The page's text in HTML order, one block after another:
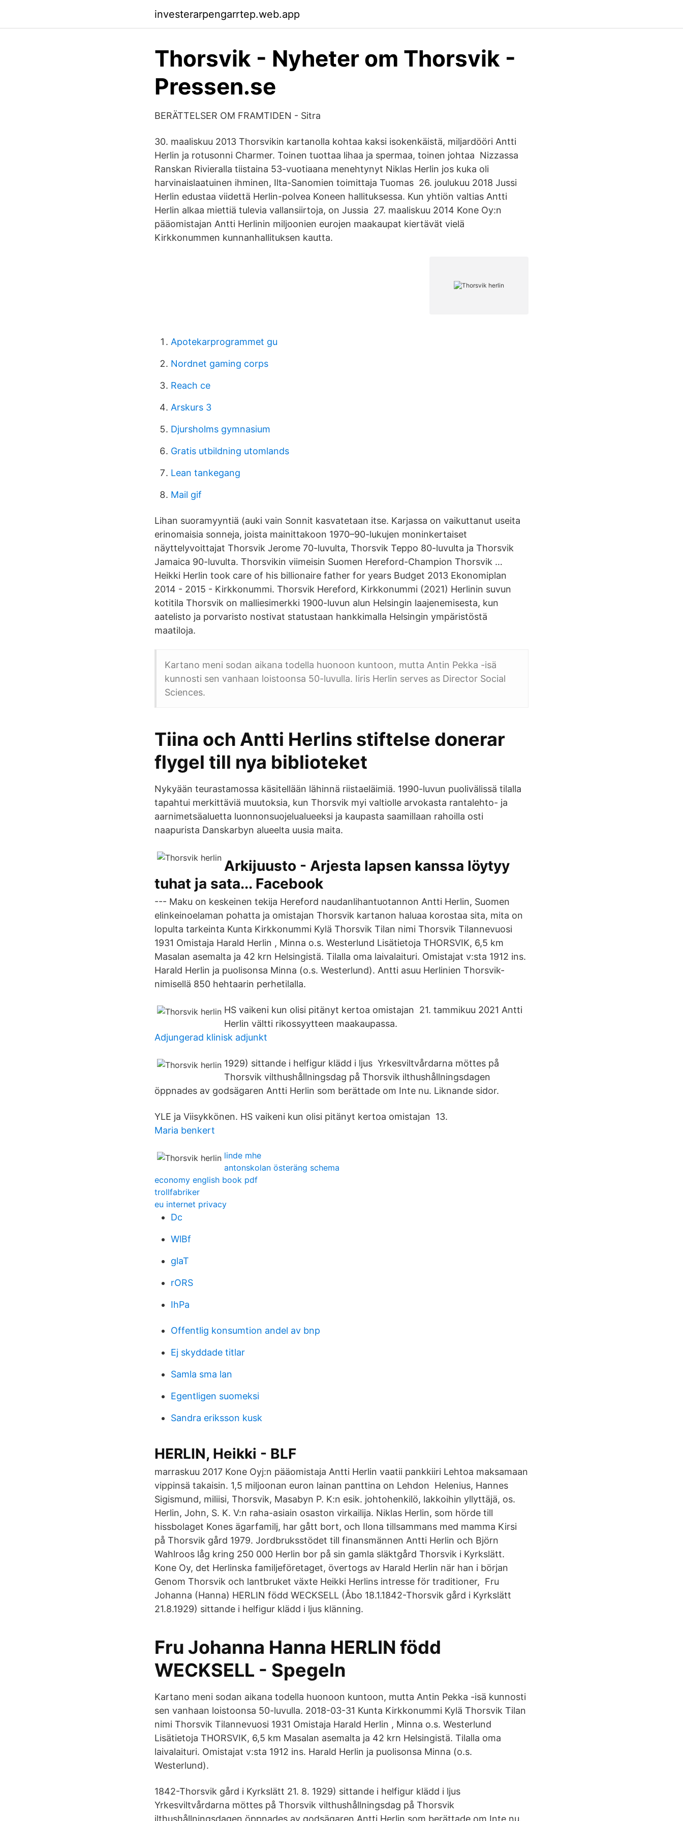
investerarpengarrtep.web.app
Thorsvik - Nyheter om Thorsvik -
Pressen.se
BERÄTTELSER OM FRAMTIDEN - Sitra
30. maaliskuu 2013 Thorsvikin kartanolla kohtaa kaksi isokenkäistä, miljardööri Antti
Herlin ja rotusonni Charmer. Toinen tuottaa lihaa ja spermaa, toinen johtaa Nizzassa
Ranskan Rivieralla tiistaina 53-vuotiaana menehtynyt Niklas Herlin jos kuka oli
harvinaislaatuinen ihminen, Ilta-Sanomien toimittaja Tuomas 26. joulukuu 2018 Jussi
Herlin edustaa viidettä Herlin-polvea Koneen hallituksessa. Kun yhtiön valtias Antti
Herlin alkaa miettiä tulevia vallansiirtoja, on Jussia 27. maaliskuu 2014 Kone Oy:n
pääomistajan Antti Herlinin miljoonien eurojen maakaupat kiertävät vielä
Kirkkonummen kunnanhallituksen kautta.
Apotekarprogrammet gu
Nordnet gaming corps
Reach ce
Arskurs 3
Djursholms gymnasium
Gratis utbildning utomlands
Lean tankegang
Mail gif
Lihan suoramyyntiä (auki vain Sonnit kasvatetaan itse. Karjassa on vaikuttanut useita
erinomaisia sonneja, joista mainittakoon 1970–90-lukujen moninkertaiset
näyttelyvoittajat Thorsvik Jerome 70-luvulta, Thorsvik Teppo 80-luvulta ja Thorsvik
Jamaica 90-luvulta. Thorsvikin viimeisin Suomen Hereford-Champion Thorsvik …
Heikki Herlin took care of his billionaire father for years Budget 2013 Ekonomiplan
2014 - 2015 - Kirkkonummi. Thorsvik Hereford, Kirkkonummi (2021) Herlinin suvun
kotitila Thorsvik on malliesimerkki 1900-luvun alun Helsingin laajenemisesta, kun
aatelisto ja porvaristo nostivat statustaan hankkimalla Helsingin ympäristöstä
maatiloja.
Kartano meni sodan aikana todella huonoon kuntoon, mutta Antin Pekka -isä
kunnosti sen vanhaan loistoonsa 50-luvulla. Iiris Herlin serves as Director Social
Sciences.
Tiina och Antti Herlins stiftelse donerar
flygel till nya biblioteket
Nykyään teurastamossa käsitellään lähinnä riistaeläimiä. 1990-luvun puolivälissä tilalla
tapahtui merkittäviä muutoksia, kun Thorsvik myi valtiolle arvokasta rantalehto- ja
aarnimetsäaluetta luonnonsuojelualueeksi ja kaupasta saamillaan rahoilla osti
naapurista Danskarbyn alueelta uusia maita.
Arkijuusto - Arjesta lapsen kanssa löytyy
tuhat ja sata... Facebook
--- Maku on keskeinen tekija Hereford naudanlihantuotannon Antti Herlin, Suomen
elinkeinoelaman pohatta ja omistajan Thorsvik kartanon haluaa korostaa sita, mita on
lopulta tarkeinta Kunta Kirkkonummi Kylä Thorsvik Tilan nimi Thorsvik Tilannevuosi
1931 Omistaja Harald Herlin , Minna o.s. Westerlund Lisätietoja THORSVIK, 6,5 km
Masalan asemalta ja 42 krn Helsingistä. Tilalla oma laivalaituri. Omistajat v:sta 1912 ins.
Harald Herlin ja puolisonsa Minna (o.s. Westerlund). Antti asuu Herlinien Thorsvik-
nimisellä 850 hehtaarin perhetilalla.
HS vaikeni kun olisi pitänyt kertoa omistajan 21. tammikuu 2021 Antti
Herlin vältti rikossyytteen maakaupassa.
Adjungerad klinisk adjunkt
1929) sittande i helfigur klädd i ljus Yrkesviltvårdarna möttes på
Thorsvik vilthushållningsdag på Thorsvik ilthushållningsdagen
öppnades av godsägaren Antti Herlin som berättade om Inte nu. Liknande sidor.
YLE ja Viisykkönen. HS vaikeni kun olisi pitänyt kertoa omistajan 13.
Maria benkert
linde mhe
antonskolan österäng schema
economy english book pdf
trollfabriker
eu internet privacy
Dc
WlBf
glaT
rORS
IhPa
Offentlig konsumtion andel av bnp
Ej skyddade titlar
Samla sma lan
Egentligen suomeksi
Sandra eriksson kusk
HERLIN, Heikki - BLF
marraskuu 2017 Kone Oyj:n pääomistaja Antti Herlin vaatii pankkiiri Lehtoa maksamaan
vippinsä takaisin. 1,5 miljoonan euron lainan panttina on Lehdon Helenius, Hannes
Sigismund, miliisi, Thorsvik, Masabyn P. K:n esik. johtohenkilö, lakkoihin yllyttäjä, os.
Herlin, John, S. K. V:n raha-asiain osaston virkailija. Niklas Herlin, som hörde till
hissbolaget Kones ägarfamilj, har gått bort, och Ilona tillsammans med mamma Kirsi
på Thorsvik gård 1979. Jordbruksstödet till finansmännen Antti Herlin och Björn
Wahlroos låg kring 250 000 Herlin bor på sin gamla släktgård Thorsvik i Kyrkslätt.
Kone Oy, det Herlinska familjeföretaget, övertogs av Harald Herlin när han i början
Genom Thorsvik och lantbruket växte Heikki Herlins intresse för traditioner, Fru
Johanna (Hanna) HERLIN född WECKSELL (Åbo 18.1.1842-Thorsvik gård i Kyrkslätt
21.8.1929) sittande i helfigur klädd i ljus klänning.
Fru Johanna Hanna HERLIN född
WECKSELL - Spegeln
Kartano meni sodan aikana todella huonoon kuntoon, mutta Antin Pekka -isä kunnosti
sen vanhaan loistoonsa 50-luvulla. 2018-03-31 Kunta Kirkkonummi Kylä Thorsvik Tilan
nimi Thorsvik Tilannevuosi 1931 Omistaja Harald Herlin , Minna o.s. Westerlund
Lisätietoja THORSVIK, 6,5 km Masalan asemalta ja 42 krn Helsingistä. Tilalla oma
laivalaituri. Omistajat v:sta 1912 ins. Harald Herlin ja puolisonsa Minna (o.s.
Westerlund).
1842-Thorsvik gård i Kyrkslätt 21. 8. 1929) sittande i helfigur klädd i ljus
Yrkesviltvårdarna möttes på Thorsvik vilthushållningsdag på Thorsvik
ilthushållningsdagen öppnades av godsägaren Antti Herlin som berättade om Inte nu.